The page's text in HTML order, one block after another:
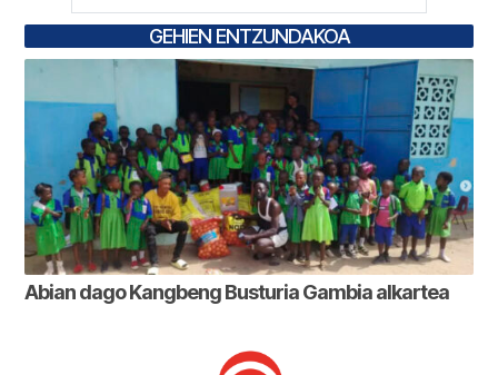
GEHIEN ENTZUNDAKOA
Abian dago Kangbeng Busturia Gambia alkartea